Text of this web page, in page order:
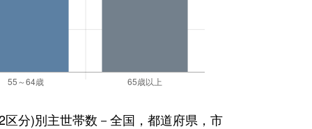
分)別主世帯数－全国，都道府県，市